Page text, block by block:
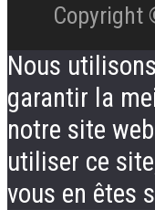
Nous
garantir la
notre site
utiliser ce
vous en êtes